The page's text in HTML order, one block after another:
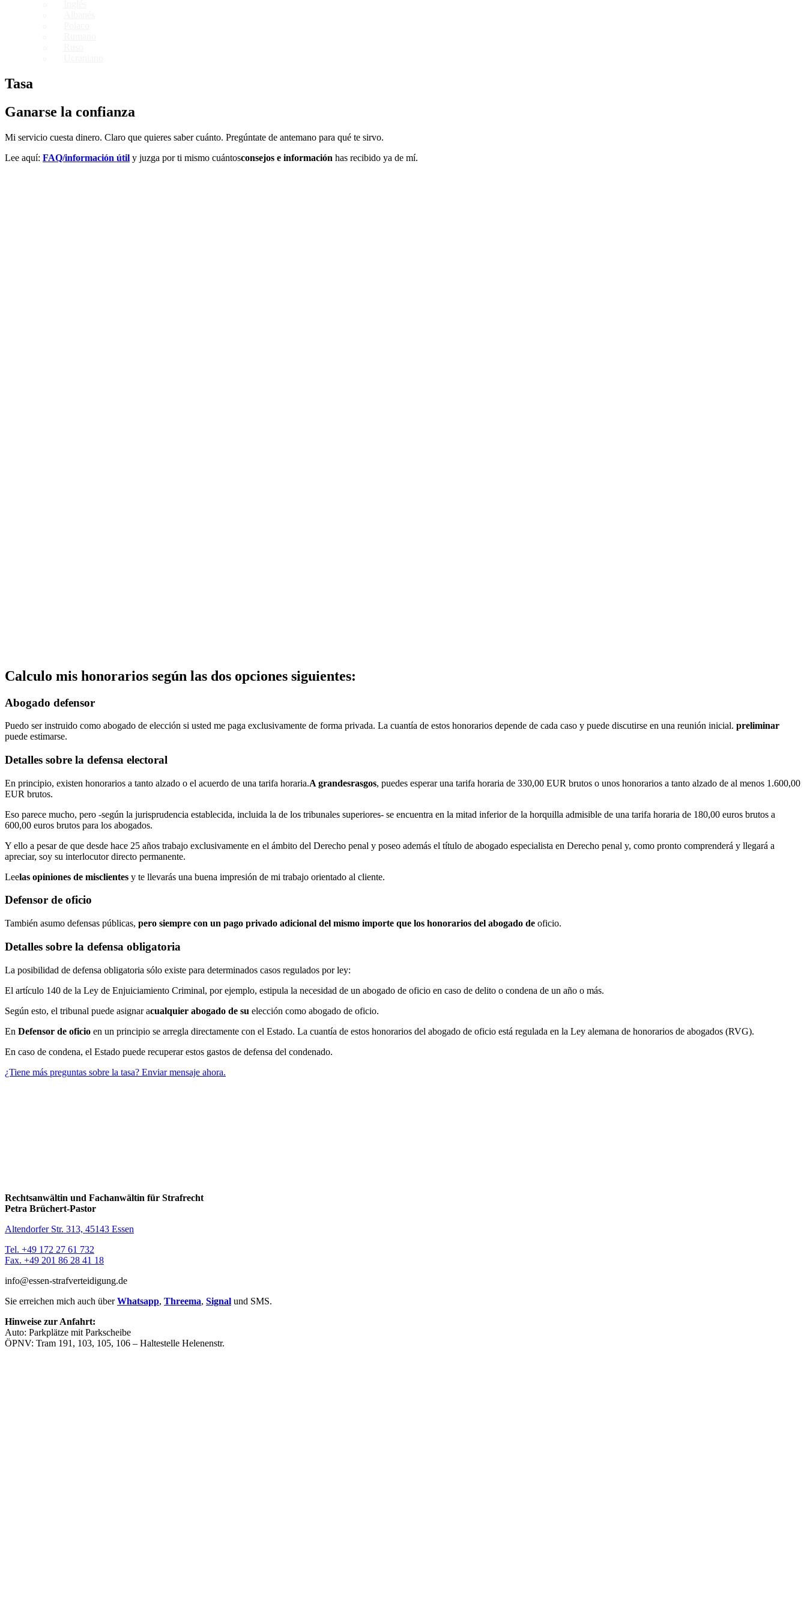
Tasa
Ganarse la confianza
Mi servicio cuesta dinero. Claro que quieres saber cuánto. Pregúntate de antemano para qué te sirvo.
Lee aquí: FAQ/información útil y juzga por ti mismo cuántosconsejos e información has recibido ya de mí.
Calculo mis honorarios según las dos opciones siguientes:
Abogado defensor
Puedo ser instruido como abogado de elección si usted me paga exclusivamente de forma privada. La cuantía de estos honorarios depende de cada caso y puede discutirse en una reunión inicial. preliminar
puede estimarse.
Detalles sobre la defensa electoral
En principio, existen honorarios a tanto alzado o el acuerdo de una tarifa horaria.A grandesrasgos, puedes esperar una tarifa horaria de 330,00 EUR brutos o unos honorarios a tanto alzado de al menos 1.600,00
EUR brutos.
Eso parece mucho, pero -según la jurisprudencia establecida, incluida la de los tribunales superiores- se encuentra en la mitad inferior de la horquilla admisible de una tarifa horaria de 180,00 euros brutos a
600,00 euros brutos para los abogados.
Y ello a pesar de que desde hace 25 años trabajo exclusivamente en el ámbito del Derecho penal y poseo además el título de abogado especialista en Derecho penal y, como pronto comprenderá y llegará a
apreciar, soy su interlocutor directo permanente.
Leelas opiniones de misclientes y te llevarás una buena impresión de mi trabajo orientado al cliente.
Defensor de oficio
También asumo defensas públicas, pero siempre con un pago privado adicional del mismo importe que los honorarios del abogado de oficio.
Detalles sobre la defensa obligatoria
La posibilidad de defensa obligatoria sólo existe para determinados casos regulados por ley:
El artículo 140 de la Ley de Enjuiciamiento Criminal, por ejemplo, estipula la necesidad de un abogado de oficio en caso de delito o condena de un año o más.
Según esto, el tribunal puede asignar acualquier abogado de su elección como abogado de oficio.
En Defensor de oficio en un principio se arregla directamente con el Estado. La cuantía de estos honorarios del abogado de oficio está regulada en la Ley alemana de honorarios de abogados (RVG).
En caso de condena, el Estado puede recuperar estos gastos de defensa del condenado.
¿Tiene más preguntas sobre la tasa? Enviar mensaje ahora.
Rechtsanwältin und Fachanwältin für Strafrecht
Petra Brüchert-Pastor
Altendorfer Str. 313, 45143 Essen
Tel. +49 172 27 61 732
Fax. +49 201 86 28 41 18
info@essen-strafverteidigung.de
Sie erreichen mich auch überWhatsapp, Threema, Signal und SMS.
Hinweise zur Anfahrt:
Auto: Parkplätze mit Parkscheibe
ÖPNV: Tram 191, 103, 105, 106 – Haltestelle Helenenstr.